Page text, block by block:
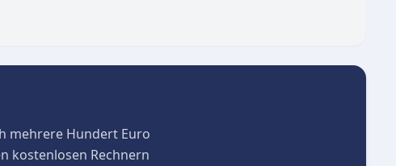
mehrere Hundert Euro
kostenlosen Rechnern